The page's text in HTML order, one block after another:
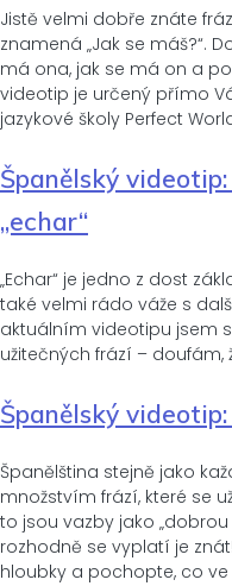
Jistě velmi dobře znáte
znamená „Jak se máš?“.
má ona, jak se má on a
videotip je určený přímo
jazykové školy Perfect
Španělský
„echar“
„Echar“ je jedno z dost
také velmi rádo váže s
aktuálním videotipu jsem
užitečných frází – doufám,
Španělský
Španělština stejně jako
množstvím frází, které se
to jsou vazby jako „dobrou
rozhodně se vyplatí je
hloubky a pochopte, co